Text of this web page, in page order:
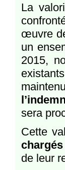
La
œuvre
un
2015,
sera
Cette
de leur